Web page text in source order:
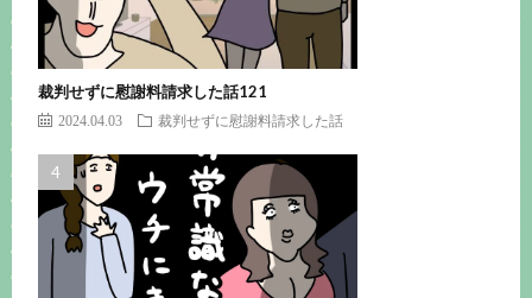
裁判せずに慰謝料請求した話121
2024.04.03 裁判せずに慰謝料請求した話